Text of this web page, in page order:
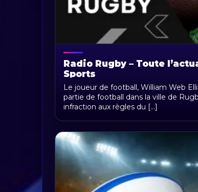
Radio Rugby – Toute
Sports
Le joueur de football, William Web
partie de football dans la ville de
infraction aux règles du [...]